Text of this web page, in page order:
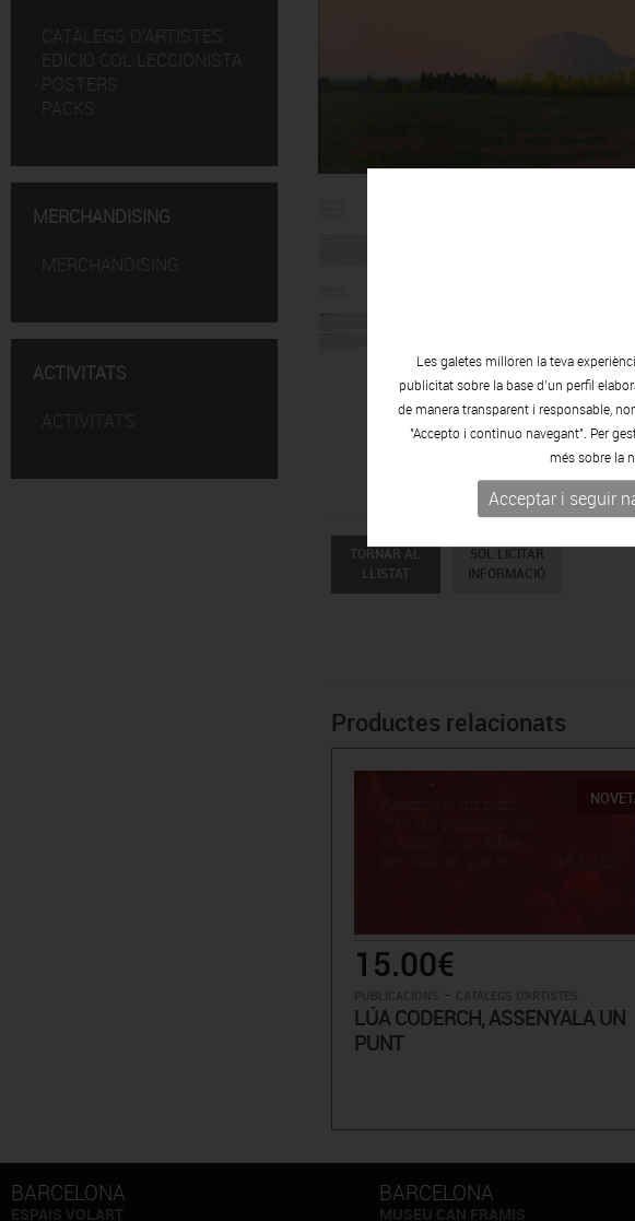
CATÀLEGS D'ARTISTES
EDICIÓ COL·LECCIONISTA
PÒSTERS
PACKS
MERCHANDISING
MERCHANDISING
ACTIVITATS
ACTIVITATS
TORNAR AL
LLISTAT
SOL·LICITAR
INFORMACIÓ
Productes relacionats
15.00€
-
LÚA CODERCH, ASSENYALA UN
PUNT
BARCELONA BARCELONA
Les galetes milloren la teva
publicitat sobre la base d’un perfil
de manera transparent i responsable,
"Accepto i continuo navegant". Per
més sobre la
Acceptar i seguir